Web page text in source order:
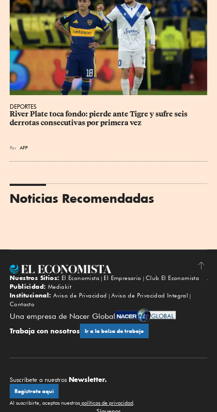
DEPORTES
River Plate toca fondo: pierde ante Tigre y sufre seis
derrotas consecutivas por primera vez
Por AFP
Noticias Recomendadas
Subir
Nuestros Sitios: El Economista El Empresario
Club El Economista
Publicidad: Mediakit
Institucional: Aviso de Privacidad
Aviso de Privacidad Integral
Contacto
Una empresa de Nacer Global
Trabaja con nosotros Ir a la bolsa de trabajo
Suscríbete a nuestros Newsletter.
Regístrate aquí
Al suscribirte, aceptas nuestras políticas de privacidad.